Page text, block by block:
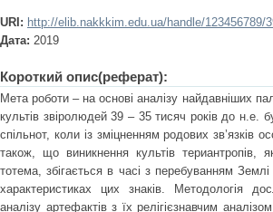
URI: http://elib.nakkkim.edu.ua/handle/123456789/
Дата: 2019
Короткий опис(реферат):
Мета роботи – на основі аналізу найдавніших
культів звіролюдей 39 – 35 тисяч років до н.е.
спільнот, коли із зміцненням родових
також, що виникнення культів териантропів,
тотема, збігається в часі з перебуванням
характеристиках цих знаків. Методологія
аналізу артефактів з їх релігієзнавчим